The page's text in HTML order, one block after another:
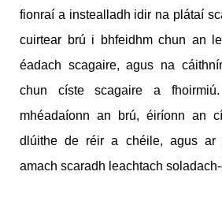
fionraí a instealladh idir na plátaí
cuirtear brú i bhfeidhm chun an
éadach scagaire, agus na
chun císte scagaire a
mhéadaíonn an brú, éiríonn an
dlúithe de réir a chéile, agus ar
amach scaradh leachtach